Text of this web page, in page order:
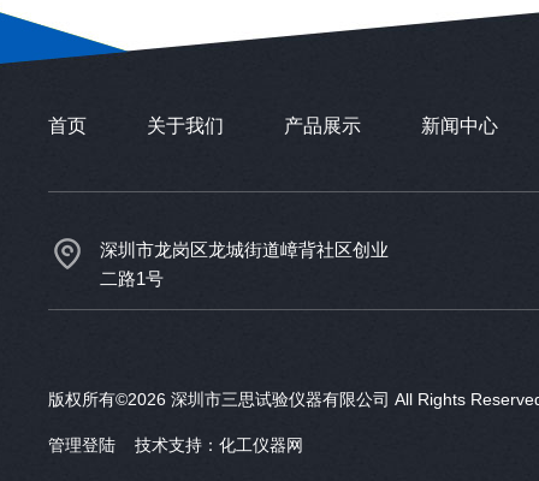
首页 关于我们 产品展示 新闻中心
深圳市龙岗区龙城街道嶂背社区创业
二路1号
版权所有©2026 深圳市三思试验仪器有限公司 All Rights
管理登陆 技术支持： 化工仪器网